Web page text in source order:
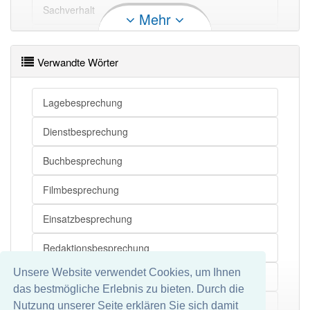
Unsere Website verwendet Cookies, um Ihnen
das bestmögliche Erlebnis zu bieten. Durch die
Nutzung unserer Seite erklären Sie sich damit
Besprechung
Versammlung
Besprechung
Verhandlung
Besprechung
Dialog
Besprechung
Besprechung openthesaurus
Sachverhalt Mehr
Verwandte Wörter
Lagebesprechung
Dienstbesprechung
Buchbesprechung
Filmbesprechung
Einsatzbesprechung
Redaktionsbesprechung
Schlussbesprechung
Arbeitsbesprechung